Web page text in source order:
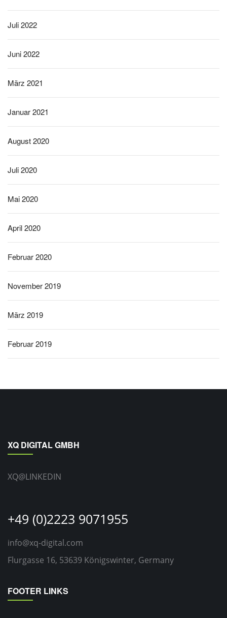
Juli 2022
Juni 2022
März 2021
Januar 2021
August 2020
Juli 2020
Mai 2020
April 2020
Februar 2020
November 2019
März 2019
Februar 2019
XQ DIGITAL GMBH
XQ@LINKEDIN
+49 (0)2223 9071955
info@xq-digital.com
Flurgasse 16, 53639 Königswinter, Germany
FOOTER LINKS